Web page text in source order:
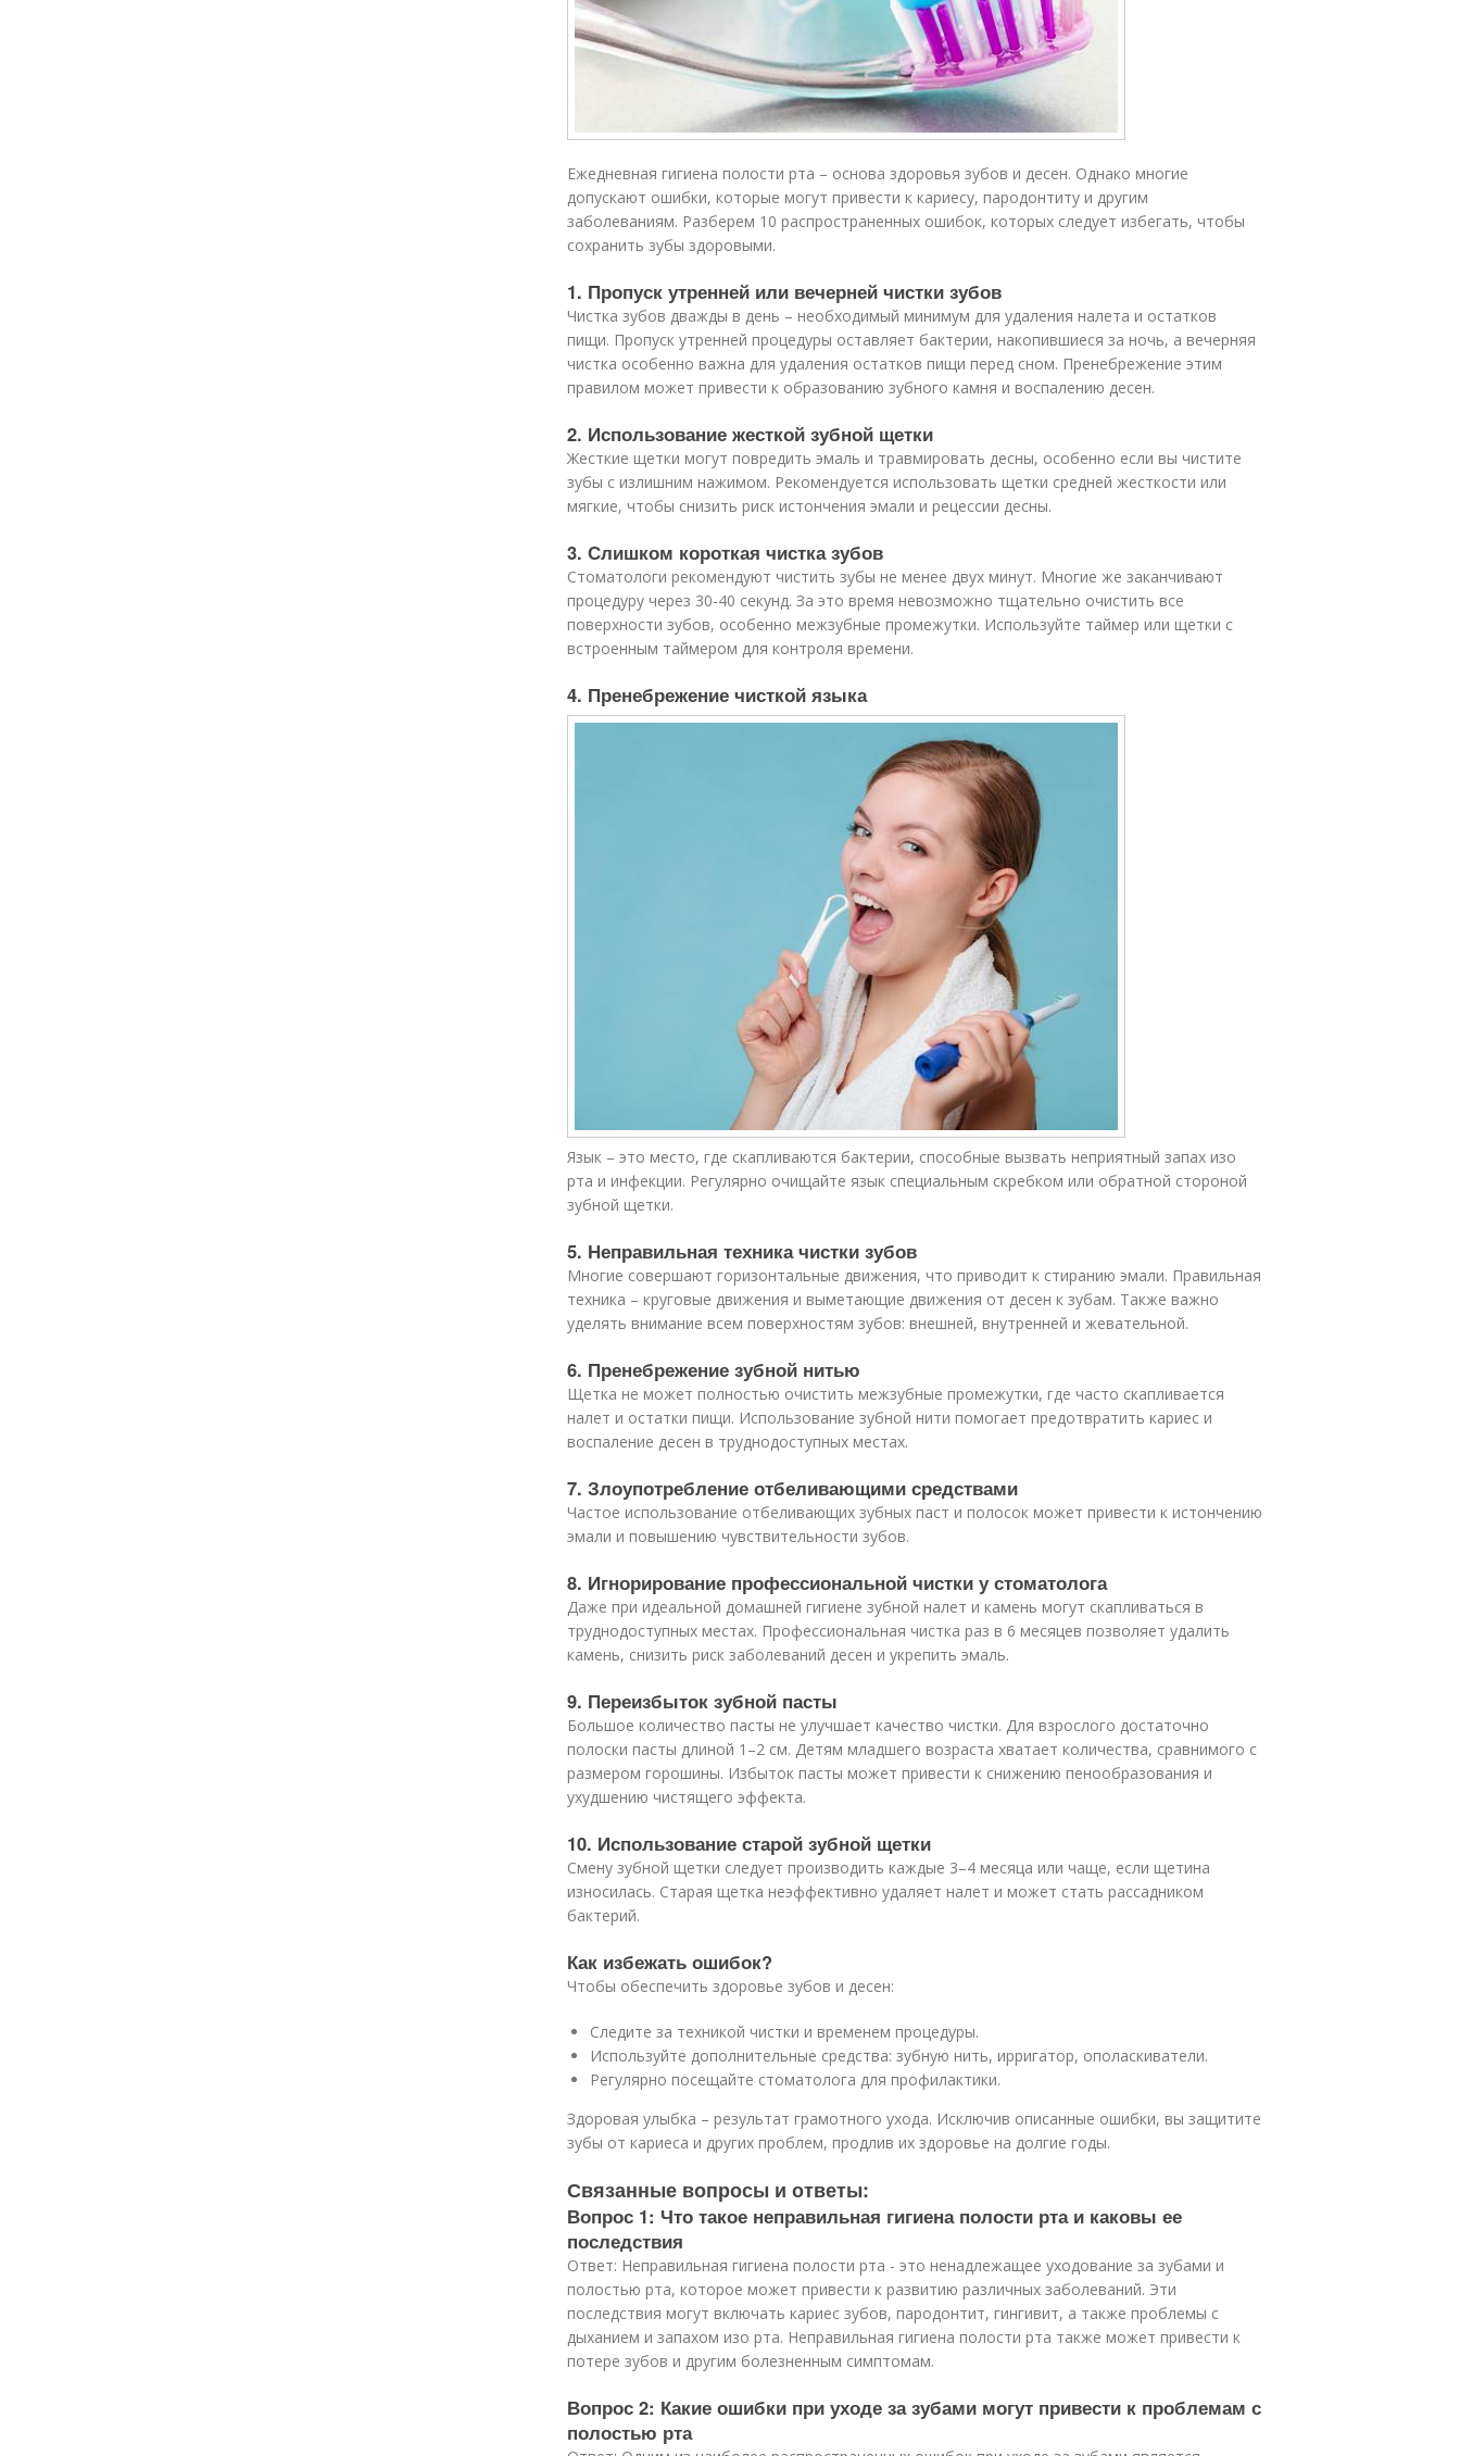
Ежедневная гигиена полости рта – основа здоровья зубов и десен. Однако многие
допускают ошибки, которые могут привести к кариесу, пародонтиту и другим
заболеваниям. Разберем 10 распространенных ошибок, которых следует избегать, чтобы
сохранить зубы здоровыми.
1. Пропуск утренней или вечерней чистки зубов
Чистка зубов дважды в день – необходимый минимум для удаления налета и остатков
пищи. Пропуск утренней процедуры оставляет бактерии, накопившиеся за ночь, а вечерняя
чистка особенно важна для удаления остатков пищи перед сном. Пренебрежение этим
правилом может привести к образованию зубного камня и воспалению десен.
2. Использование жесткой зубной щетки
Жесткие щетки могут повредить эмаль и травмировать десны, особенно если вы чистите
зубы с излишним нажимом. Рекомендуется использовать щетки средней жесткости или
мягкие, чтобы снизить риск истончения эмали и рецессии десны.
3. Слишком короткая чистка зубов
Стоматологи рекомендуют чистить зубы не менее двух минут. Многие же заканчивают
процедуру через 30-40 секунд. За это время невозможно тщательно очистить все
поверхности зубов, особенно межзубные промежутки. Используйте таймер или щетки с
встроенным таймером для контроля времени.
4. Пренебрежение чисткой языка
Язык – это место, где скапливаются бактерии, способные вызвать неприятный запах изо
рта и инфекции. Регулярно очищайте язык специальным скребком или обратной стороной
зубной щетки.
5. Неправильная техника чистки зубов
Многие совершают горизонтальные движения, что приводит к стиранию эмали. Правильная
техника – круговые движения и выметающие движения от десен к зубам. Также важно
уделять внимание всем поверхностям зубов: внешней, внутренней и жевательной.
6. Пренебрежение зубной нитью
Щетка не может полностью очистить межзубные промежутки, где часто скапливается
налет и остатки пищи. Использование зубной нити помогает предотвратить кариес и
воспаление десен в труднодоступных местах.
7. Злоупотребление отбеливающими средствами
Частое использование отбеливающих зубных паст и полосок может привести к истончению
эмали и повышению чувствительности зубов.
8. Игнорирование профессиональной чистки у стоматолога
Даже при идеальной домашней гигиене зубной налет и камень могут скапливаться в
труднодоступных местах. Профессиональная чистка раз в 6 месяцев позволяет удалить
камень, снизить риск заболеваний десен и укрепить эмаль.
9. Переизбыток зубной пасты
Большое количество пасты не улучшает качество чистки. Для взрослого достаточно
полоски пасты длиной 1–2 см. Детям младшего возраста хватает количества, сравнимого с
размером горошины. Избыток пасты может привести к снижению пенообразования и
ухудшению чистящего эффекта.
10. Использование старой зубной щетки
Смену зубной щетки следует производить каждые 3–4 месяца или чаще, если щетина
износилась. Старая щетка неэффективно удаляет налет и может стать рассадником
бактерий.
Как избежать ошибок?
Чтобы обеспечить здоровье зубов и десен:
Следите за техникой чистки и временем процедуры.
Используйте дополнительные средства: зубную нить, ирригатор, ополаскиватели.
Регулярно посещайте стоматолога для профилактики.
Здоровая улыбка – результат грамотного ухода. Исключив описанные ошибки, вы защитите
зубы от кариеса и других проблем, продлив их здоровье на долгие годы.
Связанные вопросы и ответы:
Вопрос 1: Что такое неправильная гигиена полости рта и каковы ее
последствия
Ответ: Неправильная гигиена полости рта - это ненадлежащее уходование за зубами и
полостью рта, которое может привести к развитию различных заболеваний. Эти
последствия могут включать кариес зубов, пародонтит, гингивит, а также проблемы с
дыханием и запахом изо рта. Неправильная гигиена полости рта также может привести к
потере зубов и другим болезненным симптомам.
Вопрос 2: Какие ошибки при уходе за зубами могут привести к проблемам с
полостью рта